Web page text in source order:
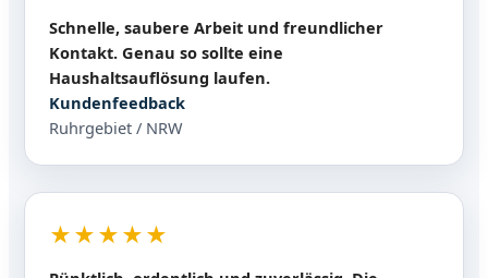
Schnelle, saubere Arbeit und freundlicher
Kontakt. Genau so sollte eine
Haushaltsauflösung laufen.
Kundenfeedback
Ruhrgebiet / NRW
★★★★★